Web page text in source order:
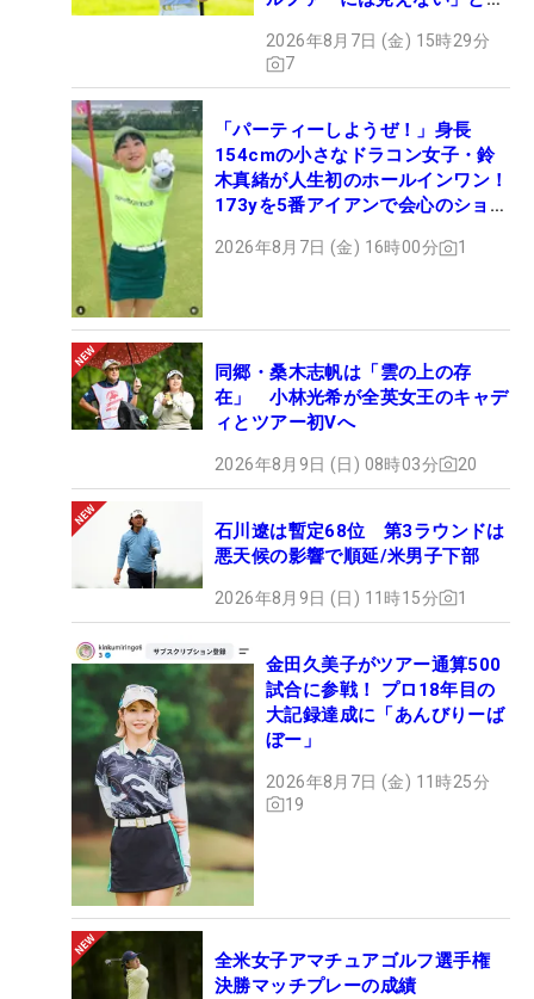
2026年8月7日 (金) 15時29分
7
「パーティーしようぜ！」身長
154cmの小さなドラコン女子・鈴
木真緒が人生初のホールインワン！
173yを5番アイアンで会心のショッ
2026年8月7日 (金) 16時00分 1
同郷・桑木志帆は「雲の上の存
在」 小林光希が全英女王のキャデ
ィとツアー初Vへ
2026年8月9日 (日) 08時03分 20
石川遼は暫定68位 第3ラウンドは
悪天候の影響で順延/米男子下部
2026年8月9日 (日) 11時15分 1
金田久美子がツアー通算500
試合に参戦！ プロ18年目の
大記録達成に「あんびりーば
ぼー」
2026年8月7日 (金) 11時25分
19
全米女子アマチュアゴルフ選手権
決勝マッチプレーの成績